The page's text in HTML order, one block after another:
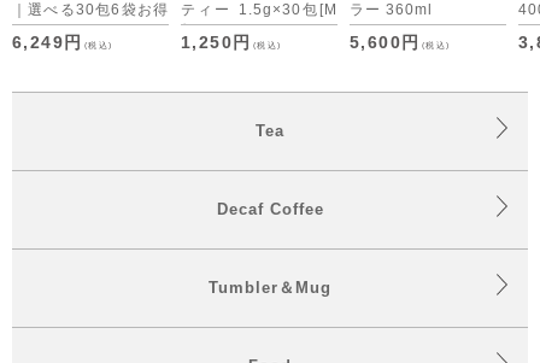
｜選べる30包6袋お得
セット デカフェコー
ヒーも仲間入り
6,249円 (税込)
ティー 1.5g×30包 [M
便 1/3]
1,250円 (税込)
ラー 360ml
5,600円 (税込)
Tea
Decaf Coffee
Tumbler＆Mug